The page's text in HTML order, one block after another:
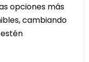
opciones más
cambiando